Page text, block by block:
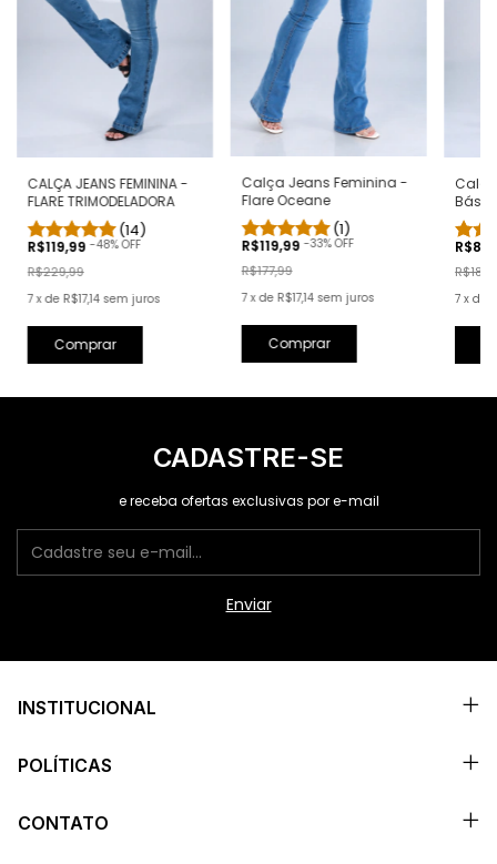
CALÇA JEANS FEMININA -
FLARE TRIMODELADORA
(14)
R$119,99 -48% OFF
R$229,99
7 xde R$17,14 sem juros
Comprar
Calça Jeans Feminina -
Flare Oceane
(1)
R$119,99 -33% OFF
R$177,99
7 xde R$17,14 sem juros
Comprar
7 x de
CADASTRE-SE
e receba ofertas exclusivas por e-mail
INSTITUCIONAL
POLÍTICAS
CONTATO